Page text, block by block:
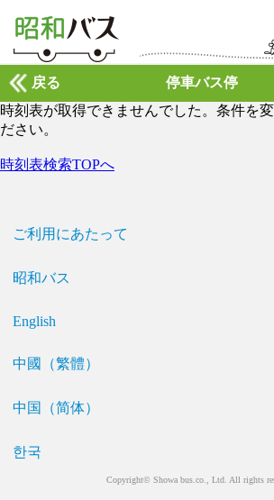
停車バス停
戻る
時刻表が取得できませんでした。条件を
ださい。
時刻表検索TOPへ
ご利用にあたって
昭和バス
English
中國（繁體）
中国（简体）
한국
Copyright© Showa bus.co., Ltd. All rights